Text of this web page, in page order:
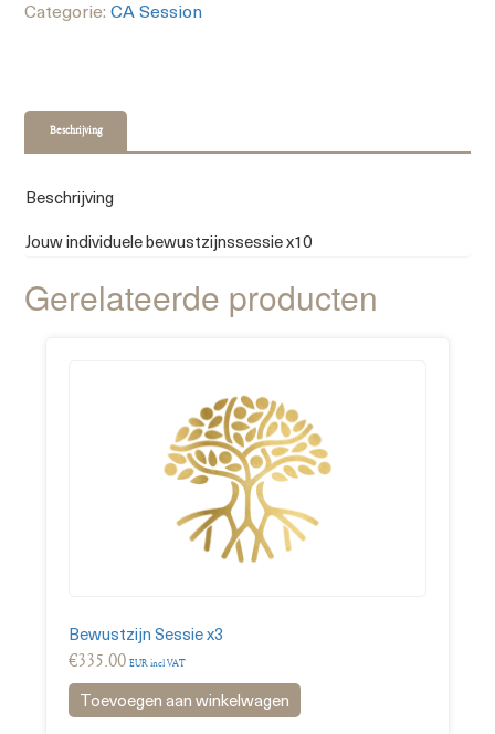
Categorie:CA Session
Beschrijving
Beschrijving
Jouw individuele bewustzijnssessie x10
Gerelateerde producten
Bewustzijn Sessie x3
€335.00 EUR incl VAT
Toevoegen aan winkelwagen